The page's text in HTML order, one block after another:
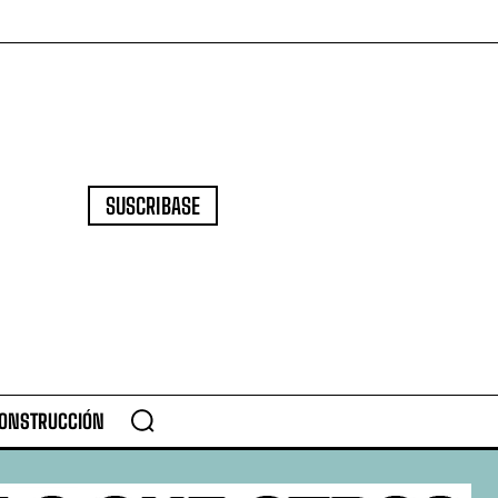
SUSCRIBASE